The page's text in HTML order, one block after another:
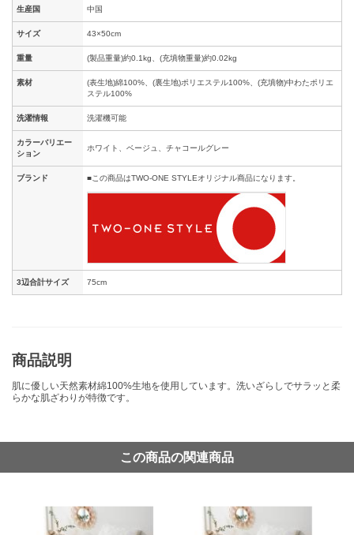
生産国 中国
サイズ 43×50cm
重量 (製品重量)約0.1kg、(充填物重量)約0.02kg
素材
(表生地)綿100%、(裏生地)ポリエステル100%、(充填物)中わたポリエ
ステル100%
洗濯情報 洗濯機可能
カラーバリエー
ション
ホワイト、ベージュ、チャコールグレー
ブランド ■この商品はTWO-ONE STYLEオリジナル商品になります。
3辺合計サイズ 75cm
商品説明
肌に優しい天然素材綿100%生地を使用しています。洗いざらしでサラッと柔
らかな肌ざわりが特徴です。
この商品の関連商品